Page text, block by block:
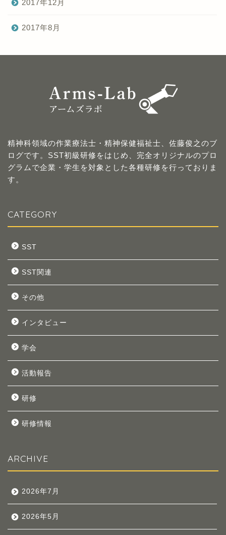
2017年12月
2017年8月
精神科領域の作業療法士・精神保健福祉士、佐藤俊之のブ
ログです。SST初級研修をはじめ、完全オリジナルのプロ
グラムで企業・学生を対象とした各種研修を行っておりま
す。
CATEGORY
SST
SST関連
その他
インタビュー
学会
活動報告
研修
研修情報
ARCHIVE
2026年7月
2026年5月